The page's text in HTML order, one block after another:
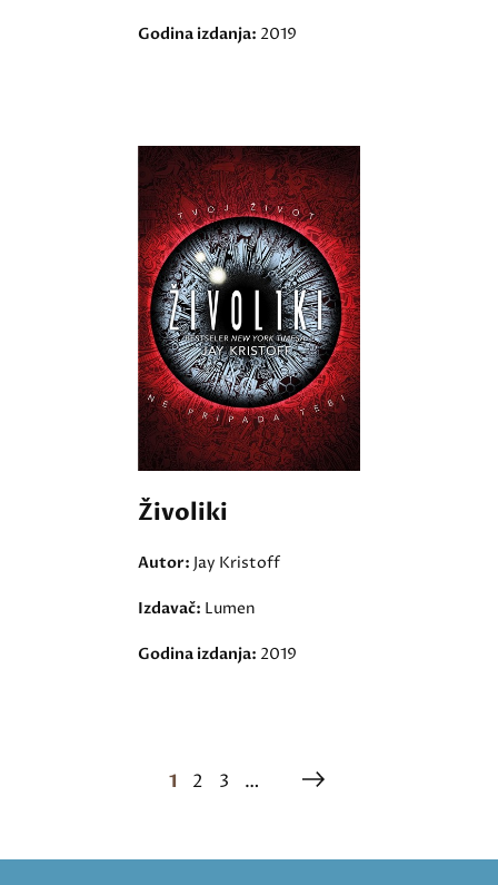
Godina izdanja: 2019
Živoliki
Autor: Jay Kristoff
Izdavač: Lumen
Godina izdanja: 2019
1 2 3 …